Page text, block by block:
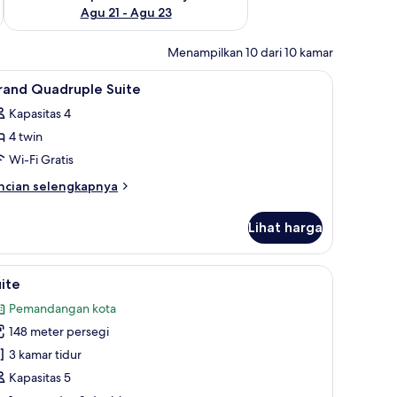
Agu 21 - Agu 23
Menampilkan 10 dari 10 kamar
kerja Seprai premium, minibar, brankas, dan meja
5 Quadruple Suite
Kapasitas 4
4 twin
Wi-Fi Gratis
selengkapnya
Lihat harga
Suite | Pemandangan dari kamar
8
Pemandangan kota
148 meter persegi
3 kamar tidur
Kapasitas 5